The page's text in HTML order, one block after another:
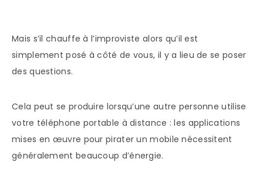
Mais s’il chauffe à l’improviste alors qu’il est
simplement posé à côté de vous, il y a lieu de se poser
des questions.
Cela peut se produire lorsqu’une autre personne utilise
votre téléphone portable à distance : les applications
mises en œuvre pour pirater un mobile nécessitent
généralement beaucoup d’énergie.